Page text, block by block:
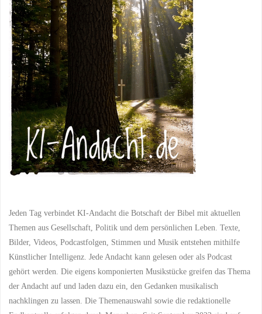
darf
Freude
aufkommen"
Jeden Tag verbindet KI-Andacht die Botschaft der Bibel mit aktuellen
Themen aus Gesellschaft, Politik und dem persönlichen Leben. Texte,
Bilder, Videos, Podcastfolgen, Stimmen und Musik entstehen mithilfe
Künstlicher Intelligenz. Jede Andacht kann gelesen oder als Podcast
gehört werden. Die eigens komponierten Musikstücke greifen das Thema
der Andacht auf und laden dazu ein, den Gedanken musikalisch
nachklingen zu lassen. Die Themenauswahl sowie die redaktionelle